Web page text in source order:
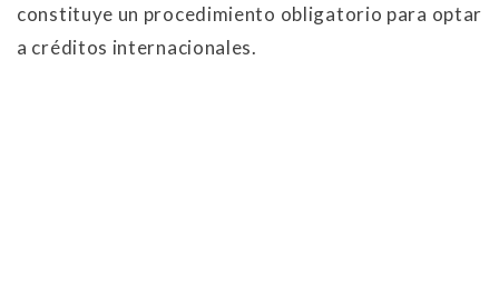
constituye un procedimiento obligatorio para optar
a créditos internacionales.